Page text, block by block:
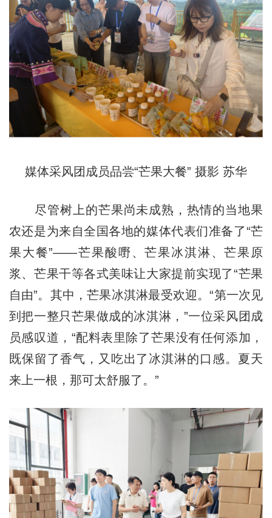
媒体采风团成员品尝“芒果大餐” 摄影 苏华
尽管树上的芒果尚未成熟，热情的当地果
农还是为来自全国各地的媒体代表们准备了“芒
果大餐”——芒果酸嘢、芒果冰淇淋、芒果原
浆、芒果干等各式美味让大家提前实现了“芒果
自由”。其中，芒果冰淇淋最受欢迎。“第一次见
到把一整只芒果做成的冰淇淋，”一位采风团成
员感叹道，“配料表里除了芒果没有任何添加，
既保留了香气，又吃出了冰淇淋的口感。夏天
来上一根，那可太舒服了。”